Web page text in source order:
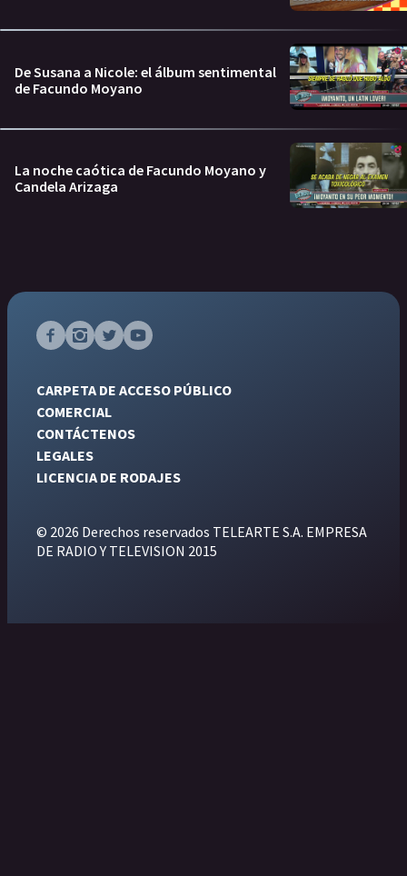
De Susana a Nicole: el álbum sentimental
de Facundo Moyano
La noche caótica de Facundo Moyano y
Candela Arizaga
CARPETA DE ACCESO PÚBLICO
COMERCIAL
CONTÁCTENOS
LEGALES
LICENCIA DE RODAJES
© 2026 Derechos reservados TELEARTE S.A. EMPRESA
DE RADIO Y TELEVISION 2015